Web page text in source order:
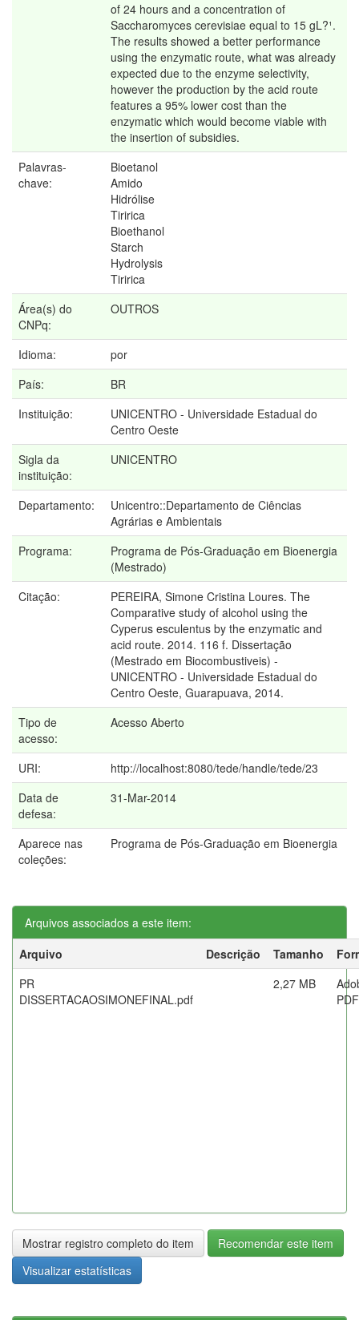
of 24 hours and a concentration of
Saccharomyces cerevisiae equal to 15 gL?¹.
The results showed a better performance
using the enzymatic route, what was already
expected due to the enzyme selectivity,
however the production by the acid route
features a 95% lower cost than the
enzymatic which would become viable with
the insertion of subsidies.
Palavras-
chave:
Bioetanol
Amido
Hidrólise
Tiririca
Bioethanol
Starch
Hydrolysis
Tiririca
Área(s) do
CNPq:
OUTROS
Idioma:
por
País:
BR
Instituição:
UNICENTRO - Universidade Estadual do
Centro Oeste
Sigla da
instituição:
UNICENTRO
Departamento:
Unicentro::Departamento de Ciências
Agrárias e Ambientais
Programa:
Programa de Pós-Graduação em Bioenergia
(Mestrado)
Citação:
PEREIRA, Simone Cristina Loures. The
Comparative study of alcohol using the
Cyperus esculentus by the enzymatic and
acid route. 2014. 116 f. Dissertação
(Mestrado em Biocombustiveis) -
UNICENTRO - Universidade Estadual do
Centro Oeste, Guarapuava, 2014.
Tipo de
acesso:
Acesso Aberto
URI:
http://localhost:8080/tede/handle/tede/23
Data de
defesa:
31-Mar-2014
Aparece nas
coleções:
Programa de Pós-Graduação em Bioenergia
Arquivos associados a este item:
Arquivo
Descrição Tamanho
PR
DISSERTACAOSIMONEFINAL.pdf
2,27 MB
PDF
Mostrar registro completo do item
Recomendar este item
Visualizar estatísticas